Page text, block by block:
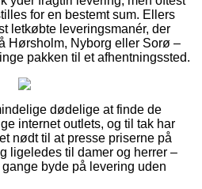
for en bestemt sum. Ellers
letkøbte leveringsmanér, der
Hørsholm, Nyborg eller Sorø –
pakken til et afhentningssted.
dødelige at finde de
internet outlets, og til tak har
nødt til at presse priserne på
ligeledes til damer og herrer –
byde på levering uden